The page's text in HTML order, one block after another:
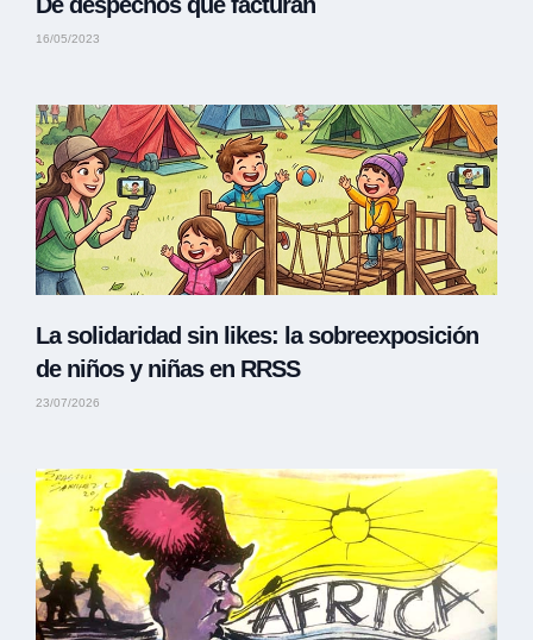
16/05/2023
La solidaridad sin likes: la sobreexposición
de niños y niñas en RRSS
23/07/2026